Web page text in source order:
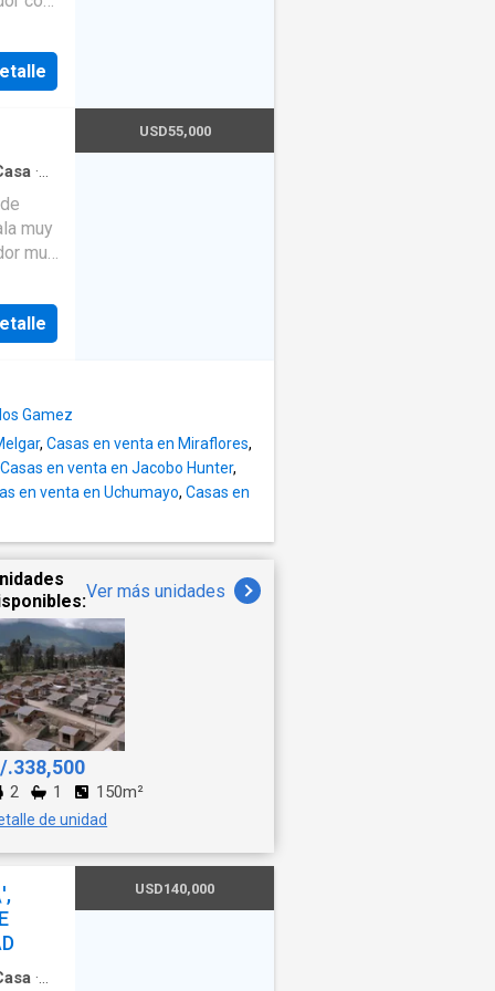
·
muy
muy
USD55,000
Gamez
, Casas en venta en Miraflores,
Casas en venta en Jacobo Hunter,
en venta en Uchumayo, Casas en
Ver más unidades
.338,500
2 1 150m²
de unidad
·
USD140,000